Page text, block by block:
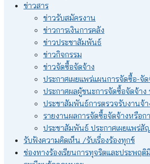
ข่าวสาร
ข่าวรับสมัครงาน
ข่าวการเงินการคลัง
ข่าวประชาสัมพันธ์
ข่าวกิจกรรม
ข่าวจัดซื้อจัดจ้าง
ประกาศเผยแพร่แผนการจัดซื้อ-จัด
ประกาศผลผู้ชนะการจัดซื้อจัดจ้าง
ประชาสัมพันธ์การตรวจรับงานจ้า
รายงานผลการจัดซื้อจัดจ้างหรือ
ประชาสัมพันธ์ ประกาศเผยแพร่
รับฟังความคิดเห็น /รับเรื่องร้องทุกข์
ช่องทางร้องเรียนการทุจริตและประพฤติ